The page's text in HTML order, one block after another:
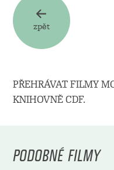
zpět
PŘEHRÁVAT FILMY
KNIHOVNĚ CDF.
PODOBNÉ FILMY